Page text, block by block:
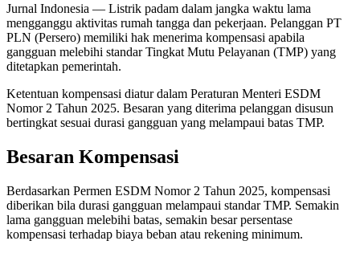
Jurnal Indonesia — Listrik padam dalam jangka waktu lama
mengganggu aktivitas rumah tangga dan pekerjaan. Pelanggan PT
PLN (Persero) memiliki hak menerima kompensasi apabila
gangguan melebihi standar Tingkat Mutu Pelayanan (TMP) yang
ditetapkan pemerintah.
Ketentuan kompensasi diatur dalam Peraturan Menteri ESDM
Nomor 2 Tahun 2025. Besaran yang diterima pelanggan disusun
bertingkat sesuai durasi gangguan yang melampaui batas TMP.
Besaran Kompensasi
Berdasarkan Permen ESDM Nomor 2 Tahun 2025, kompensasi
diberikan bila durasi gangguan melampaui standar TMP. Semakin
lama gangguan melebihi batas, semakin besar persentase
kompensasi terhadap biaya beban atau rekening minimum.